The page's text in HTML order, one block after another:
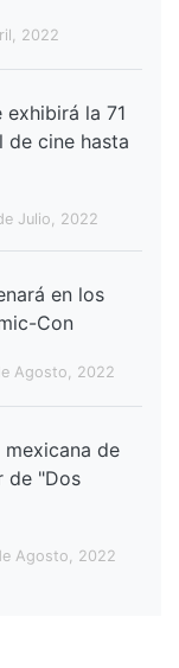
2022
exhibirá la 71
de cine hasta
Julio, 2022
en los
Con
Agosto, 2022
de
de "Dos
Agosto, 2022